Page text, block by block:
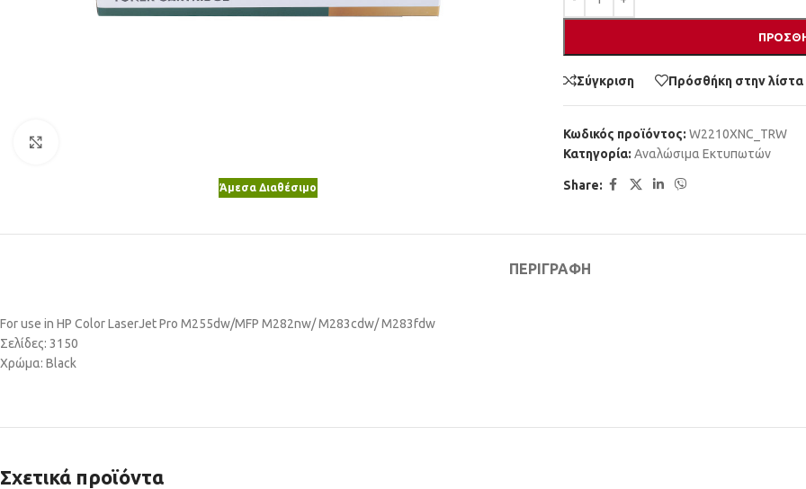
Άμεσα Διαθέσιμο
Σύγκριση Πρόσθήκη στην λίστα
Κωδικός προϊόντος: W2210XNC_TRW
Κατηγορία: Αναλώσιμα Εκτυπωτών
Share:
ΠΕΡΙΓΡΑΦΉ
For use in HP Color LaserJet Pro M255dw/MFP M282nw/ M283cdw/ M283fdw
Σελίδες: 3150
Χρώμα: Black
Σχετικά προϊόντα